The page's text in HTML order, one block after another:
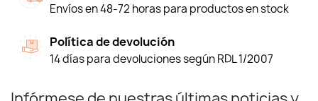
Envíos en 48-72 horas para productos en stock
Política de devolución
14 días para devoluciones según RDL 1/2007